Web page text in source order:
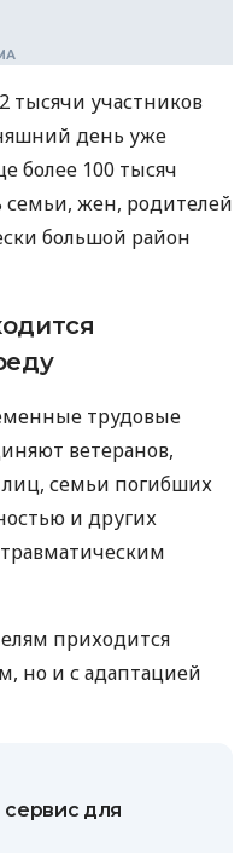
тысячи участников
день уже
более 100 тысяч
семьи, жен, родителей
большой район
трудовые
ветеранов,
семьи погибших
и других
приходится
но и с адаптацией
сервис для